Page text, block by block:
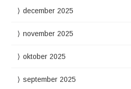
december 2025
november 2025
oktober 2025
september 2025